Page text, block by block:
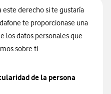
este derecho si te gustaría
te proporcionase una
los datos personales que
sobre ti.
de la persona